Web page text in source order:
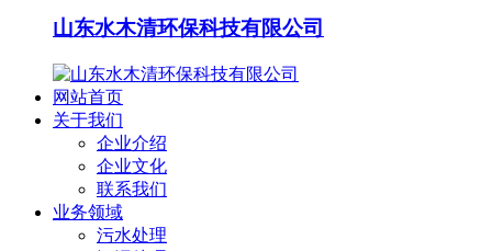
山东水木清环保科技有限公司
网站首页
关于我们
企业介绍
企业文化
联系我们
业务领域
污水处理